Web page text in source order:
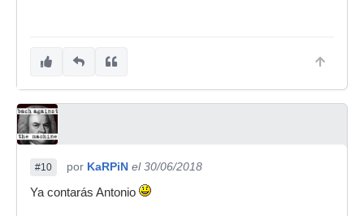
#10 por KaRPiN el 30/06/2018
Ya contarás Antonio